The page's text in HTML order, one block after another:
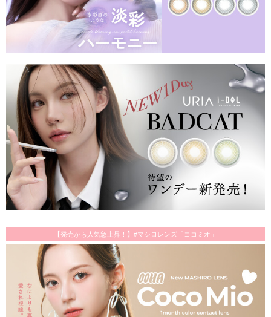
【発売から人気急上昇！】#マシロレンズ「ココミオ」